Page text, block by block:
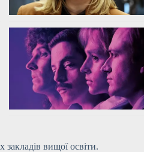
вищої освіти.